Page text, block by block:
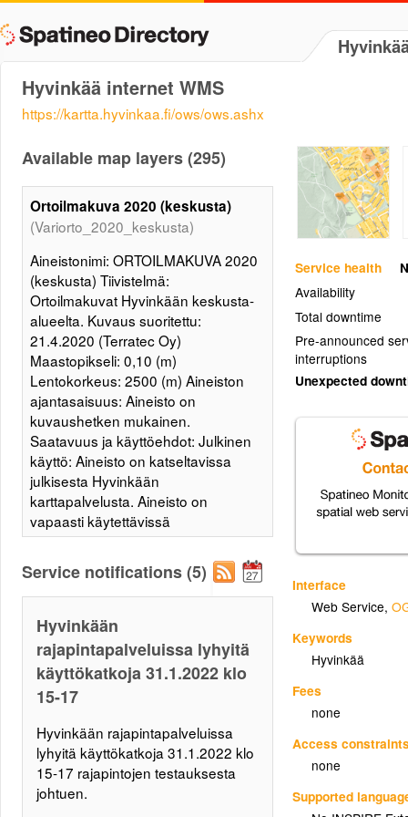
Hyvinkää internet WMS
https://kartta.hyvinkaa.fi/ows/ows.ashx
Service health
Availability
Total downtime
Pre-announced
interruptions
Unexpected
Interface
Web Service,
Keywords
Hyvinkää
Fees
none
Access
none
Supported
Available map layers (295)
Ortoilmakuva 2020 (keskusta)
(Variorto_2020_keskusta)
Aineistonimi: ORTOILMAKUVA 2020
(keskusta) Tiivistelmä:
Ortoilmakuvat Hyvinkään keskusta-
alueelta. Kuvaus suoritettu:
21.4.2020 (Terratec Oy)
Maastopikseli: 0,10 (m)
Lentokorkeus: 2500 (m) Aineiston
ajantasaisuus: Aineisto on
kuvaushetken mukainen.
Saatavuus ja käyttöehdot: Julkinen
käyttö: Aineisto on katseltavissa
julkisesta Hyvinkään
karttapalvelusta. Aineisto on
vapaasti käytettävissä
karttapalvelusta merkinnällä: ©
Hyvinkään kaupunki Aineisto on
vapaasti käytettävissä julkisesta
WMS-rajapinnasta:
https://kartta.hyvinkaa.fi/ows/ows.ashx?
(linkki avautuu vain paikkatieto-
ohjelmassa) Sisäinen käyttö:
Aineisto on vapaasti katseltavissa
sisäisestä OILI-tietopalvelusta sekä
rajapinnasta. Aineistosta vastaava
organisaatio: Hyvinkään kaupunki,
Tietopalvelut Lisätietoja: Hyvinkään
kaupunki, Tietopalvelut
Service notifications (5)
Hyvinkään
rajapintapalveluissa lyhyitä
käyttökatkoja 31.1.2022 klo
15-17
Hyvinkään rajapintapalveluissa
lyhyitä käyttökatkoja 31.1.2022 klo
15-17 rajapintojen testauksesta
johtuen.